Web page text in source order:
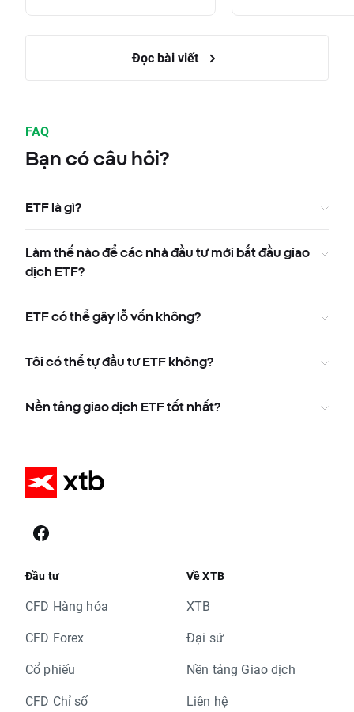
Đọc bài viết
FAQ
Bạn có câu hỏi?
ETF là gì?
Làm thế nào để các nhà đầu tư mới bắt đầu giao
dịch ETF?
ETF có thể gây lỗ vốn không?
Tôi có thể tự đầu tư ETF không?
Nền tảng giao dịch ETF tốt nhất?
Đầu tư
CFD Hàng hóa
CFD Forex
Cổ phiếu
CFD Chỉ số
Về XTB
XTB
Đại sứ
Nền tảng Giao dịch
Liên hệ